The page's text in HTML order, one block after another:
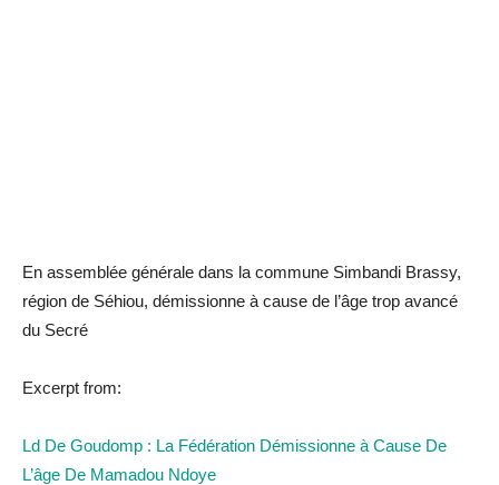
En assemblée générale dans la commune Simbandi Brassy,
région de Séhiou, démissionne à cause de l’âge trop avancé
du Secré
Excerpt from:
Ld De Goudomp : La Fédération Démissionne à Cause De
L’âge De Mamadou Ndoye